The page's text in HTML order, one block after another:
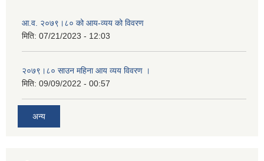
आ.व. २०७९।८० को आय-व्यय को विवरण
मिति: 07/21/2023 - 12:03
२०७९।८० साउन महिना आय व्यय विवरण ।
मिति: 09/09/2022 - 00:57
अन्य